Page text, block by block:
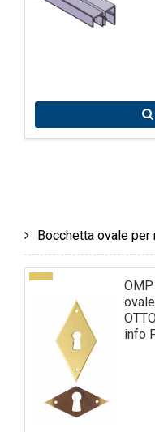
Bocchetta ovale per
info